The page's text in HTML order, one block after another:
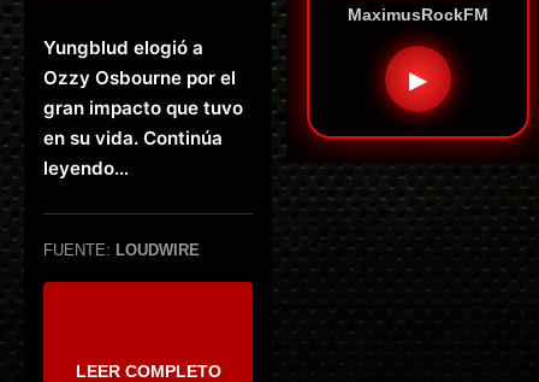
Yungblud elogió a
Ozzy Osbourne por el
gran impacto que tuvo
en su vida. Continúa
leyendo…
FUENTE: LOUDWIRE
LEER COMPLETO
MaximusRockFM
▶